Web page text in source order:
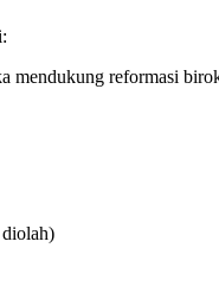
reformasi